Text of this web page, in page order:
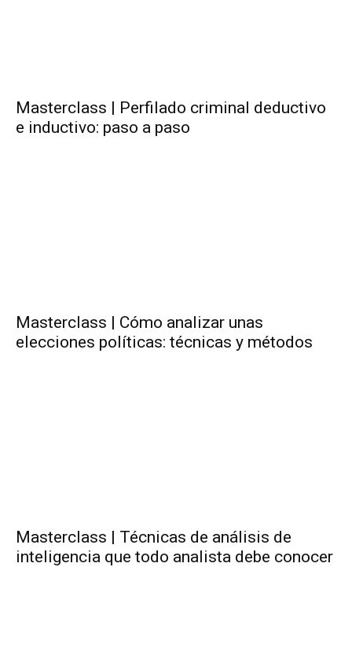
Masterclass | Perfilado criminal deductivo
e inductivo: paso a paso
Masterclass | Cómo analizar unas
elecciones políticas: técnicas y métodos
Masterclass | Técnicas de análisis de
inteligencia que todo analista debe conocer